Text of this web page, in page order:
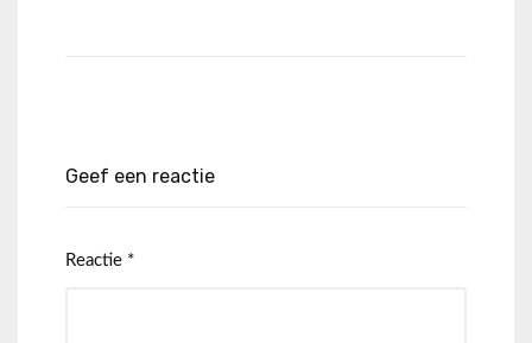
Geef een reactie
Reactie *